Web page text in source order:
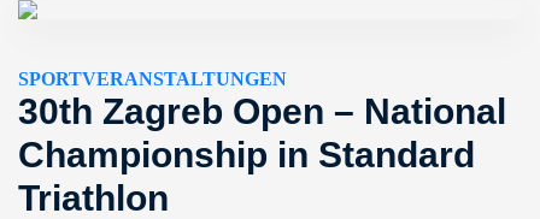
SPORTVERANSTALTUNGEN
30th Zagreb Open – National
Championship in Standard
Triathlon